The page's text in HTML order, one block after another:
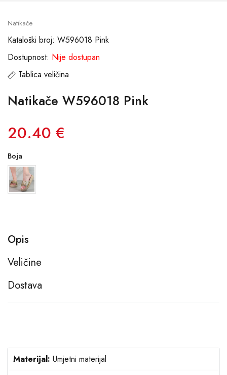
Natikače
Kataloški broj: W596018 Pink
Dostupnost: Nije dostupan
Tablica veličina
Natikače W596018 Pink
20.40 €
Boja
Opis
Veličine
Dostava
Materijal: Umjetni materijal